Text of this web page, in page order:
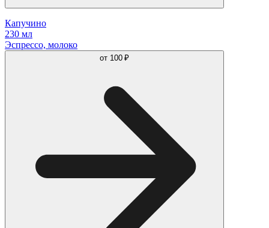
Капучино
230 мл
Эспрессо, молоко
от 100 ₽